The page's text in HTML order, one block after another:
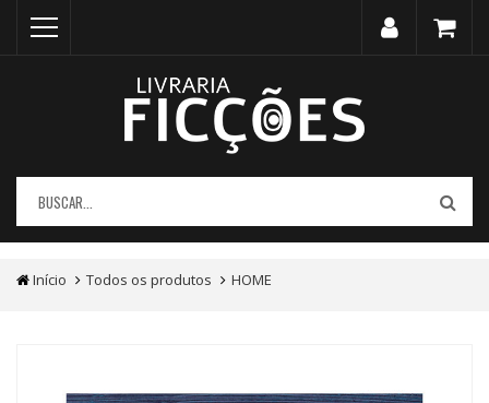
Início Todos os produtos HOME